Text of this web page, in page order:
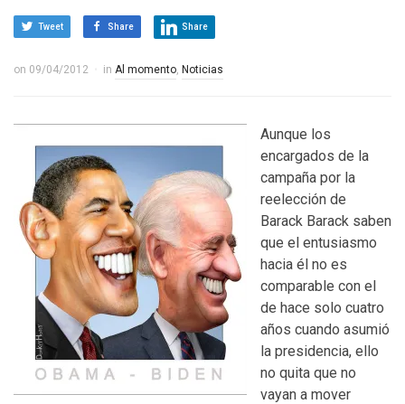
Tweet Share Share
on 09/04/2012 in Al momento, Noticias
Aunque los
encargados de la
campaña por la
reelección de
Barack Barack saben
que el entusiasmo
hacia él no es
comparable con el
de hace solo cuatro
años cuando asumió
la presidencia, ello
no quita que no
vayan a mover